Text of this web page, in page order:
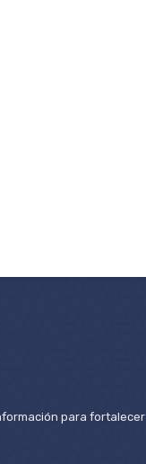
para fortalecer